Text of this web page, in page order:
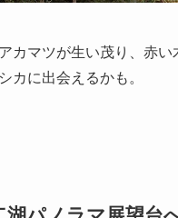
カマツが生い茂り、赤
カに出会えるかも。